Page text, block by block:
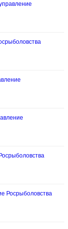
Росрыболовства